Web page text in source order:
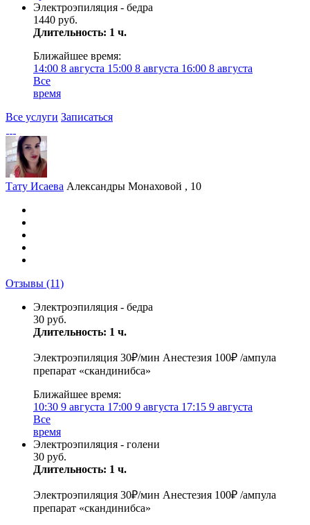
Электроэпиляция - бедра
1440 руб.
Длительность: 1 ч.
Ближайшее время:
14:00 8 августа 15:00 8 августа 16:00 8 августа
Все
время
Все услуги Записаться
Тату Исаева Александры Монаховой , 10
Отзывы (11)
Электроэпиляция - бедра
30 руб.
Длительность: 1 ч.
Электроэпиляция 30₽/мин Анестезия 100₽ /ампула
препарат «скандинибса»
Ближайшее время:
10:30 9 августа 17:00 9 августа 17:15 9 августа
Все
время
Электроэпиляция - голени
30 руб.
Длительность: 1 ч.
Электроэпиляция 30₽/мин Анестезия 100₽ /ампула
препарат «скандинибса»